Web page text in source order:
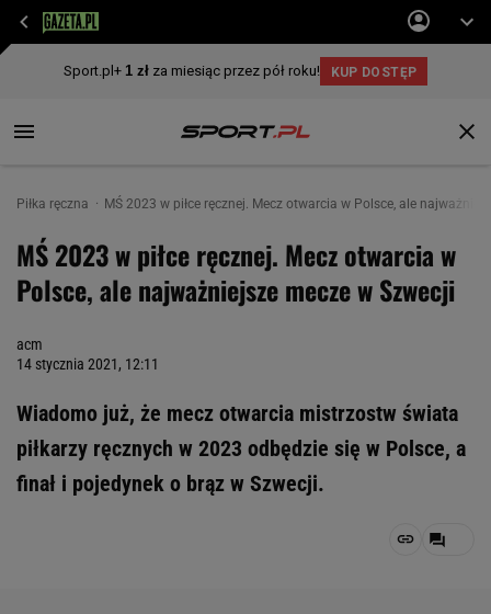
Piłka ręczna MŚ 2023 w piłce ręcznej. Mecz otwarcia w Polsce, ale
MŚ 2023 w piłce ręcznej. Mecz otwarcia w
Polsce, ale najważniejsze mecze w Szwecji
acm
14 stycznia 2021, 12:11
Wiadomo już, że mecz otwarcia mistrzostw świata
piłkarzy ręcznych w 2023 odbędzie się w Polsce, a
finał i pojedynek o brąz w Szwecji.